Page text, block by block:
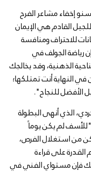
إخفاء مشاعر الفرح
القادم هي الإيمان
للاحتراف ومنافسة
رياضة الجولف في
الذهنية، وقد يخالجك
النهاية أنت تمتلكها؛
الأفضل للنجاح".
الذي أنهى البطولة
لم يكن يوماً
من استغلال الفرص،
القدرة على قراءة
فإن مستواي الفني في